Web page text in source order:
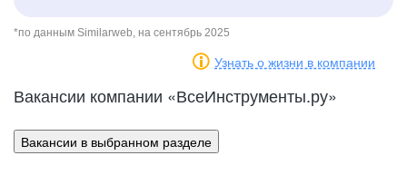
*по данным Similarweb, на сентябрь 2025
Узнать о жизни в компании
Вакансии компании «ВсеИнструменты.ру»
Вакансии в выбранном разделе